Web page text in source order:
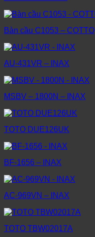
Bàn cầu C1053 – COTTO
AU-431VR – INAX
MSBV – 1800N – INAX
TOTO DUE126UK
BF-1656 – INAX
AC-969VN – INAX
TOTO TBW02017A